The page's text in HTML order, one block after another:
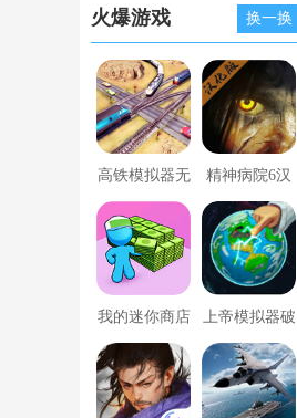
火爆游戏 换一换
高铁模拟器无
限金币版
精神病院6汉
化版下载
我的迷你商店
破解版无限金
币版下载中文
上帝模拟器破
解版全解锁无
广告